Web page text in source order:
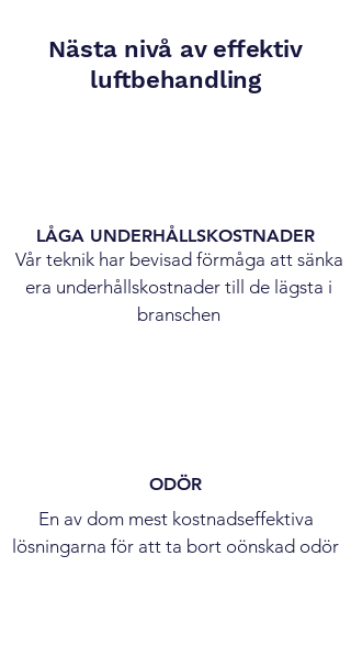
Nästa nivå av effektiv
luftbehandling
LÅGA UNDERHÅLLSKOSTNADER
Vår teknik har bevisad förmåga att sänka
era underhållskostnader till de lägsta i
branschen
ODÖR
En av dom mest kostnadseffektiva
lösningarna för att ta bort oönskad odör